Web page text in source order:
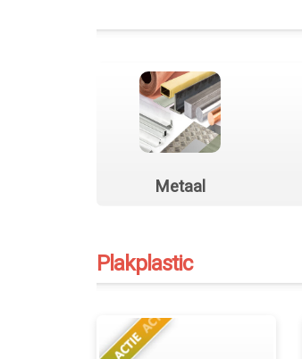
Metaal
Plakplastic